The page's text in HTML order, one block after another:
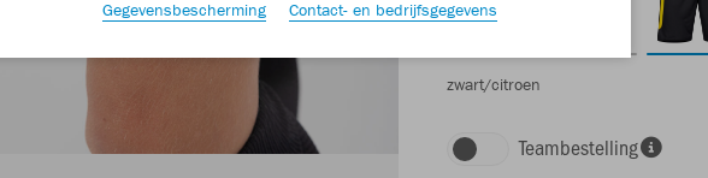
zwart/citroen
Teambestelling
Gegevensbescherming Contact- en bedrijfsgegevens